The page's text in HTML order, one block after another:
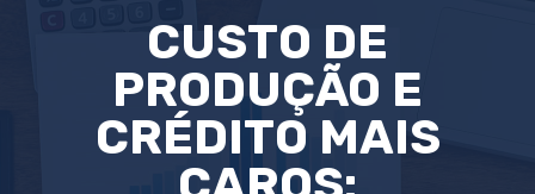
CUSTO DE
PRODUÇÃO E
CRÉDITO MAIS